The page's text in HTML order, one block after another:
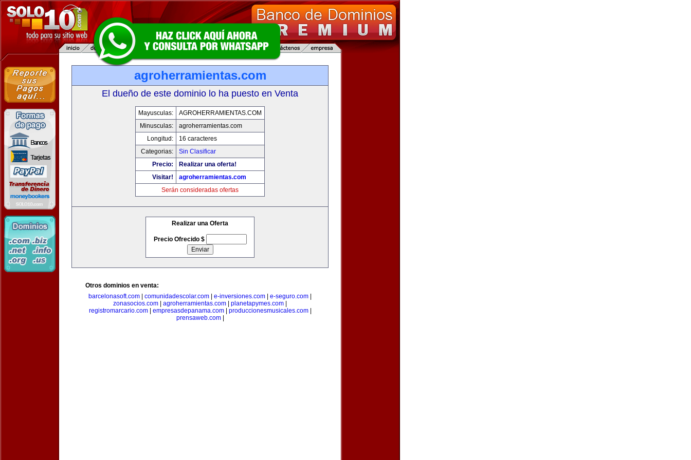
agroherramientas.com
El dueño de este dominio lo ha puesto en Venta
Mayusculas:
AGROHERRAMIENTAS.COM
Minusculas:
agroherramientas.com
Longitud:
16 caracteres
Categorias:
Sin Clasificar
Precio:
Realizar una oferta!
Visitar!
agroherramientas.com
Serán consideradas ofertas
Realizar una Oferta
Precio Ofrecido $
Otros dominios en venta:
barcelonasoft.com
comunidadescolar.com e-inversiones.com e-seguro.com
zonasocios.com
agroherramientas.com planetapymes.com
registromarcario.com| empresasdepanama.com| produccionesmusicales.com|
prensaweb.com|